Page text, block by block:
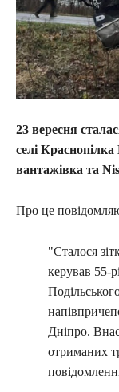
23 вересня
селі
вантажівка та
Про це
"Сталося
керував 55-
Дніпро.
отриманих